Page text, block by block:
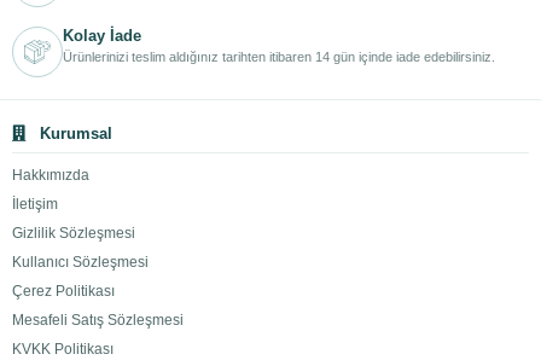
Kolay İade
Ürünlerinizi teslim aldığınız tarihten itibaren 14 gün içinde iade edebilirsiniz.
Kurumsal
Hakkımızda
İletişim
Gizlilik Sözleşmesi
Kullanıcı Sözleşmesi
Çerez Politikası
Mesafeli Satış Sözleşmesi
KVKK Politikası